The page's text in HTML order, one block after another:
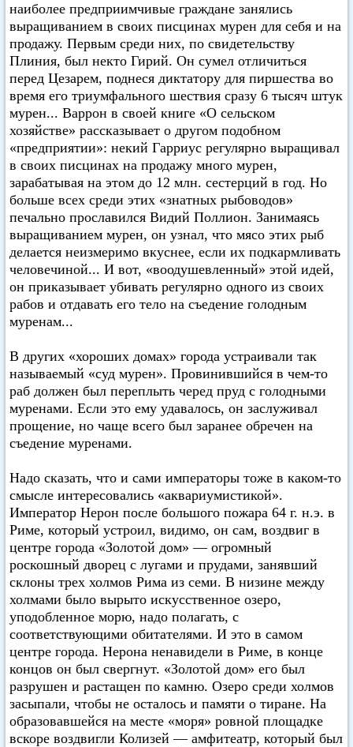
наиболее предприимчивые граждане занялись
выращиванием в своих писцинах мурен для себя и на
продажу. Первым среди них, по свидетельству
Плиния, был некто Гирий. Он сумел отличиться
перед Цезарем, поднеся диктатору для пиршества во
время его триумфального шествия сразу 6 тысяч штук
мурен... Варрон в своей книге «О сельском
хозяйстве» рассказывает о другом подобном
«предприятии»: некий Гарриус регулярно выращивал
в своих писцинах на продажу много мурен,
зарабатывая на этом до 12 млн. сестерций в год. Но
больше всех среди этих «знатных рыбоводов»
печально прославился Видий Поллион. Занимаясь
выращиванием мурен, он узнал, что мясо этих рыб
делается неизмеримо вкуснее, если их подкармливать
человечиной... И вот, «воодушевленный» этой идей,
он приказывает убивать регулярно одного из своих
рабов и отдавать его тело на съедение голодным
муренам...
В других «хороших домах» города устраивали так
называемый «суд мурен». Провинившийся в чем-то
раб должен был переплыть черед пруд с голодными
муренами. Если это ему удавалось, он заслуживал
прощение, но чаще всего был заранее обречен на
съедение муренами.
Надо сказать, что и сами императоры тоже в каком-то
смысле интересовались «аквариумистикой».
Император Нерон после большого пожара 64 г. н.э. в
Риме, который устроил, видимо, он сам, воздвиг в
центре города «Золотой дом» — огромный
роскошный дворец с лугами и прудами, занявший
склоны трех холмов Рима из семи. В низине между
холмами было вырыто искусственное озеро,
уподобленное морю, надо полагать, с
соответствующими обитателями. И это в самом
центре города. Нерона ненавидели в Риме, в конце
концов он был свергнут. «Золотой дом» его был
разрушен и растащен по камню. Озеро среди холмов
засыпали, чтобы не осталось и памяти о тиране. На
образовавшейся на месте «моря» ровной площадке
вскоре воздвигли Колизей — амфитеатр, который был